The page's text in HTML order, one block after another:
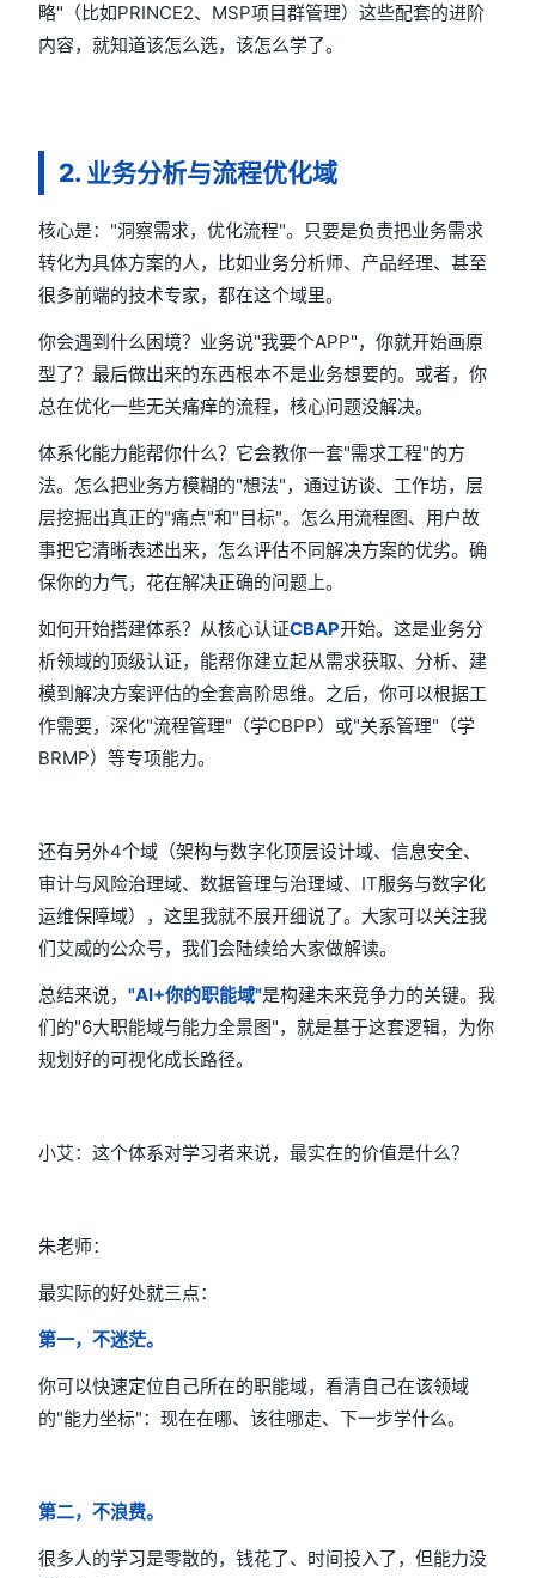
略"（比如PRINCE2、MSP项目群管理）这些配套的进阶
内容，就知道该怎么选，该怎么学了。
2. 业务分析与流程优化域
核心是："洞察需求，优化流程"。只要是负责把业务需求
转化为具体方案的人，比如业务分析师、产品经理、甚至
很多前端的技术专家，都在这个域里。
你会遇到什么困境？业务说"我要个APP"，你就开始画原
型了？最后做出来的东西根本不是业务想要的。或者，你
总在优化一些无关痛痒的流程，核心问题没解决。
体系化能力能帮你什么？它会教你一套"需求工程"的方
法。怎么把业务方模糊的"想法"，通过访谈、工作坊，层
层挖掘出真正的"痛点"和"目标"。怎么用流程图、用户故
事把它清晰表述出来，怎么评估不同解决方案的优劣。确
保你的力气，花在解决正确的问题上。
如何开始搭建体系？从核心认证CBAP开始。这是业务分
析领域的顶级认证，能帮你建立起从需求获取、分析、建
模到解决方案评估的全套高阶思维。之后，你可以根据工
作需要，深化"流程管理"（学CBPP）或"关系管理"（学
BRMP）等专项能力。
还有另外4个域（架构与数字化顶层设计域、信息安全、
审计与风险治理域、数据管理与治理域、IT服务与数字化
运维保障域），这里我就不展开细说了。大家可以关注我
们艾威的公众号，我们会陆续给大家做解读。
总结来说，"AI+你的职能域"是构建未来竞争力的关键。我
们的"6大职能域与能力全景图"，就是基于这套逻辑，为你
规划好的可视化成长路径。
小艾：这个体系对学习者来说，最实在的价值是什么？
朱老师：
最实际的好处就三点：
第一，不迷茫。
你可以快速定位自己所在的职能域，看清自己在该领域
的"能力坐标"：现在在哪、该往哪走、下一步学什么。
第二，不浪费。
很多人的学习是零散的，钱花了、时间投入了，但能力没